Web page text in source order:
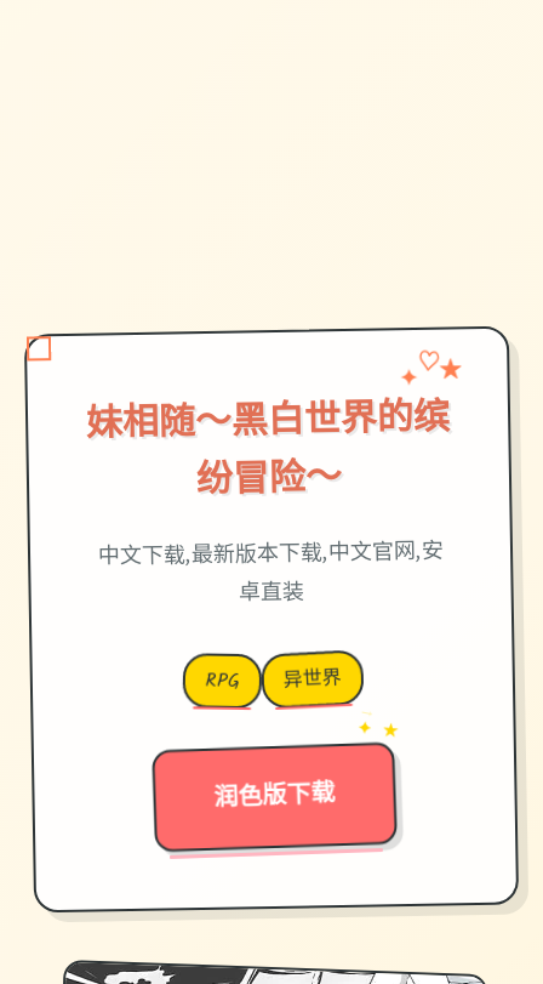
妹相随～黑白世界的缤
纷冒险～
✦ ♡ ★
中文下载,最新版本下载,中文官网,安
卓直装
RPG 异世界
润色版下载
→
✦ ★